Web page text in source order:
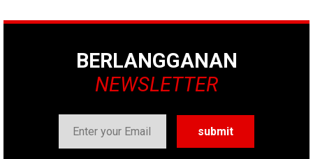
BERLANGGANAN
NEWSLETTER